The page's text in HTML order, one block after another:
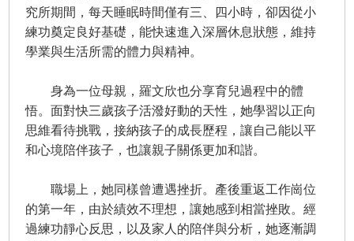
究所期間，每天睡眠時間僅有三、四小時，卻因從小
練功奠定良好基礎，能快速進入深層休息狀態，維持
學業與生活所需的體力與精神。
身為一位母親，羅文欣也分享育兒過程中的體
悟。面對快三歲孩子活潑好動的天性，她學習以正向
思維看待挑戰，接納孩子的成長歷程，讓自己能以平
和心境陪伴孩子，也讓親子關係更加和諧。
職場上，她同樣曾遭遇挫折。產後重返工作崗位
的第一年，由於績效不理想，讓她感到相當挫敗。經
過練功靜心反思，以及家人的陪伴與分析，她逐漸調